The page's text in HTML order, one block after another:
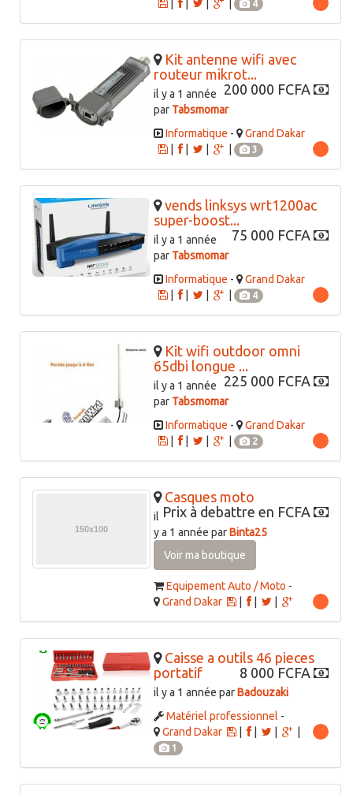
|
4
Kit antenne wifi avec
routeur mikrot...
200 000 FCFA
il y a 1 année
par Tabsmomar
Informatique -
Grand Dakar
|
3
vends linksys wrt1200ac
super-boost...
75 000 FCFA
il y a 1 année
par Tabsmomar
Informatique -
Grand Dakar
|
4
Kit wifi outdoor omni
65dbi longue ...
225 000 FCFA
il y a 1 année
par Tabsmomar
Informatique -
Grand Dakar
|
2
Casques moto
Prix à debattre en FCFA
il
y a 1 année parBinta25
Voir ma boutique
Equipement Auto / Moto -
Grand Dakar
|
Caisse a outils 46 pieces
portatif
8 000 FCFA
il y a 1 année parBadouzaki
Matériel professionnel -
Grand Dakar
|
1